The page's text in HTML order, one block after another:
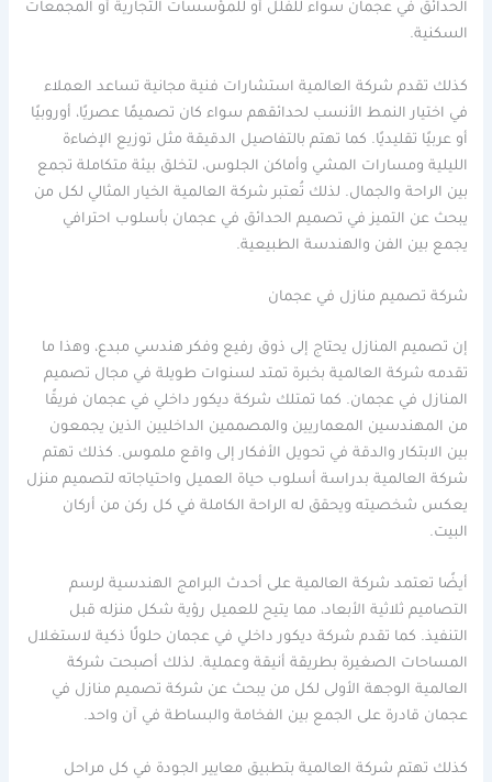
الحدائق في عجمان سواء للفلل أو للمؤسسات التجارية أو المجمعات
السكنية.
كذلك تقدم شركة العالمية استشارات فنية مجانية تساعد العملاء
في اختيار النمط الأنسب لحدائقهم سواء كان تصميمًا عصريًا، أوروبيًا
أو عربيًا تقليديًا. كما تهتم بالتفاصيل الدقيقة مثل توزيع الإضاءة
الليلية ومسارات المشي وأماكن الجلوس، لتخلق بيئة متكاملة تجمع
بين الراحة والجمال. لذلك تُعتبر شركة العالمية الخيار المثالي لكل من
يبحث عن التميز في تصميم الحدائق في عجمان بأسلوب احترافي
يجمع بين الفن والهندسة الطبيعية.
شركة تصميم منازل في عجمان
إن تصميم المنازل يحتاج إلى ذوق رفيع وفكر هندسي مبدع، وهذا ما
تقدمه شركة العالمية بخبرة تمتد لسنوات طويلة في مجال تصميم
المنازل في عجمان. كما تمتلك شركة ديكور داخلي في عجمان فريقًا
من المهندسين المعماريين والمصممين الداخليين الذين يجمعون
بين الابتكار والدقة في تحويل الأفكار إلى واقع ملموس. كذلك تهتم
شركة العالمية بدراسة أسلوب حياة العميل واحتياجاته لتصميم منزل
يعكس شخصيته ويحقق له الراحة الكاملة في كل ركن من أركان
البيت.
أيضًا تعتمد شركة العالمية على أحدث البرامج الهندسية لرسم
التصاميم ثلاثية الأبعاد، مما يتيح للعميل رؤية شكل منزله قبل
التنفيذ. كما تقدم شركة ديكور داخلي في عجمان حلولًا ذكية لاستغلال
المساحات الصغيرة بطريقة أنيقة وعملية. لذلك أصبحت شركة
العالمية الوجهة الأولى لكل من يبحث عن شركة تصميم منازل في
عجمان قادرة على الجمع بين الفخامة والبساطة في آن واحد.
كذلك تهتم شركة العالمية بتطبيق معايير الجودة في كل مراحل